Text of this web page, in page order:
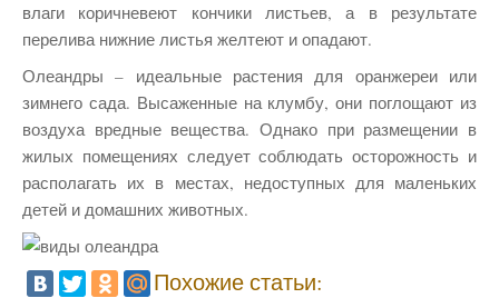
влаги коричневеют кончики листьев, а в результате
перелива нижние листья желтеют и опадают.
Олеандры – идеальные растения для оранжереи или
зимнего сада. Высаженные на клумбу, они поглощают из
воздуха вредные вещества. Однако при размещении в
жилых помещениях следует соблюдать осторожность и
располагать их в местах, недоступных для маленьких
детей и домашних животных.
Похожие статьи: